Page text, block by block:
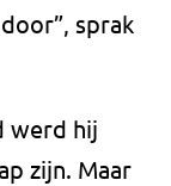
sprak
werd hij
zijn. Maar